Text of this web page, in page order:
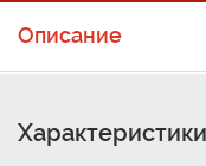
Описание
Характеристики